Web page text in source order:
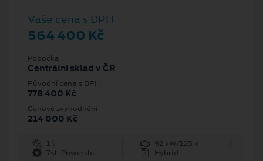
Vaše cena s DPH
564 400 Kč
Pobočka
Centrální sklad v ČR
Původní cena s DPH
778 400 Kč
Cenové zvýhodnění
214 000 Kč
1 l
92 kW/125 k
7st. Powershift
Hybrid